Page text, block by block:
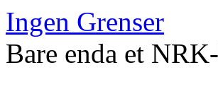
Ingen Grenser
Bare enda et